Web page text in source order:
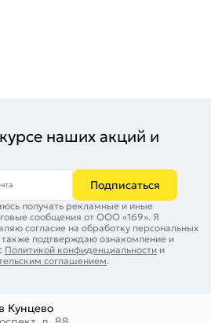
наших акций и
Подписаться
получать рекламные и иные
сообщения от ООО «169». Я
согласие на обработку персональных
также подтверждаю ознакомление и
Политикой конфиденциальности и
соглашением.
Кунцево